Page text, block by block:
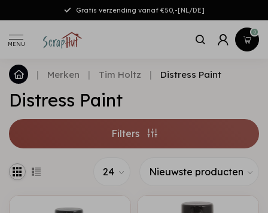
Gratis verzending vanaf €50,-[NL/DE]
MENU
0
| Merken | Tim Holtz | Distress Paint
Distress Paint
Filters